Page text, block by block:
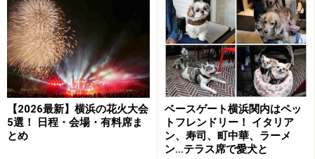
「ドリームドアヨコハマハンマーヘッド」は、横浜中心
部にはこれまでになかった、アウトドアテーマパーク。
場所は、カップヌードルミュージアムパーク（新港パー
ク）敷地内です。
DREAM DOOR YOKOHAMA HAMMERHEAD エリアマップ
【2026最新】横浜の花火大会
5選！ 日程・会場・有料席ま
とめ
ベースゲート横浜関内はペッ
トフレンドリー！ イタリア
ン、寿司、町中華、ラーメ
ン…テラス席で愛犬と